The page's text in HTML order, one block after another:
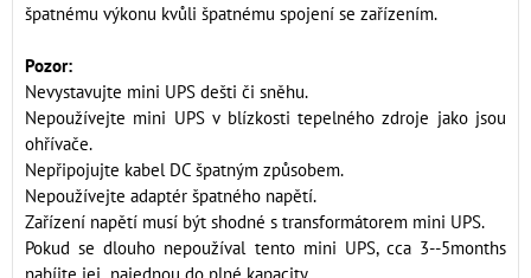
špatnému výkonu kvůli špatnému spojení se zařízením.
Pozor:
Nevystavujte mini UPS dešti či sněhu.
Nepoužívejte mini UPS v blízkosti tepelného zdroje jako jsou
ohřívače.
Nepřipojujte kabel DC špatným způsobem.
Nepoužívejte adaptér špatného napětí.
Zařízení napětí musí být shodné s transformátorem mini UPS.
Pokud se dlouho nepoužíval tento mini UPS, cca 3--5months